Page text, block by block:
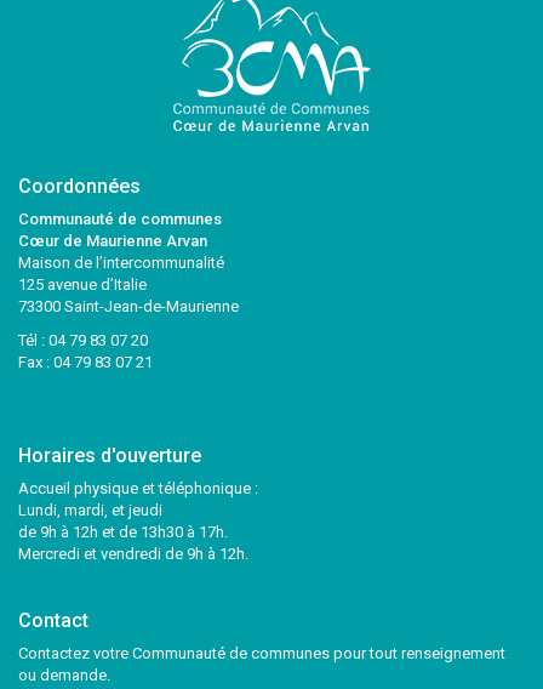
Coordonnées
Communauté de communes
Cœur de Maurienne Arvan
Maison de l’intercommunalité
125 avenue d’Italie
73300 Saint-Jean-de-Maurienne
Tél : 04 79 83 07 20
Fax : 04 79 83 07 21
Horaires d'ouverture
Accueil physique et téléphonique :
Lundi, mardi, et jeudi
de 9h à 12h et de 13h30 à 17h.
Mercredi et vendredi de 9h à 12h.
Contact
Contactez votre Communauté de communes pour tout renseignement
ou demande.